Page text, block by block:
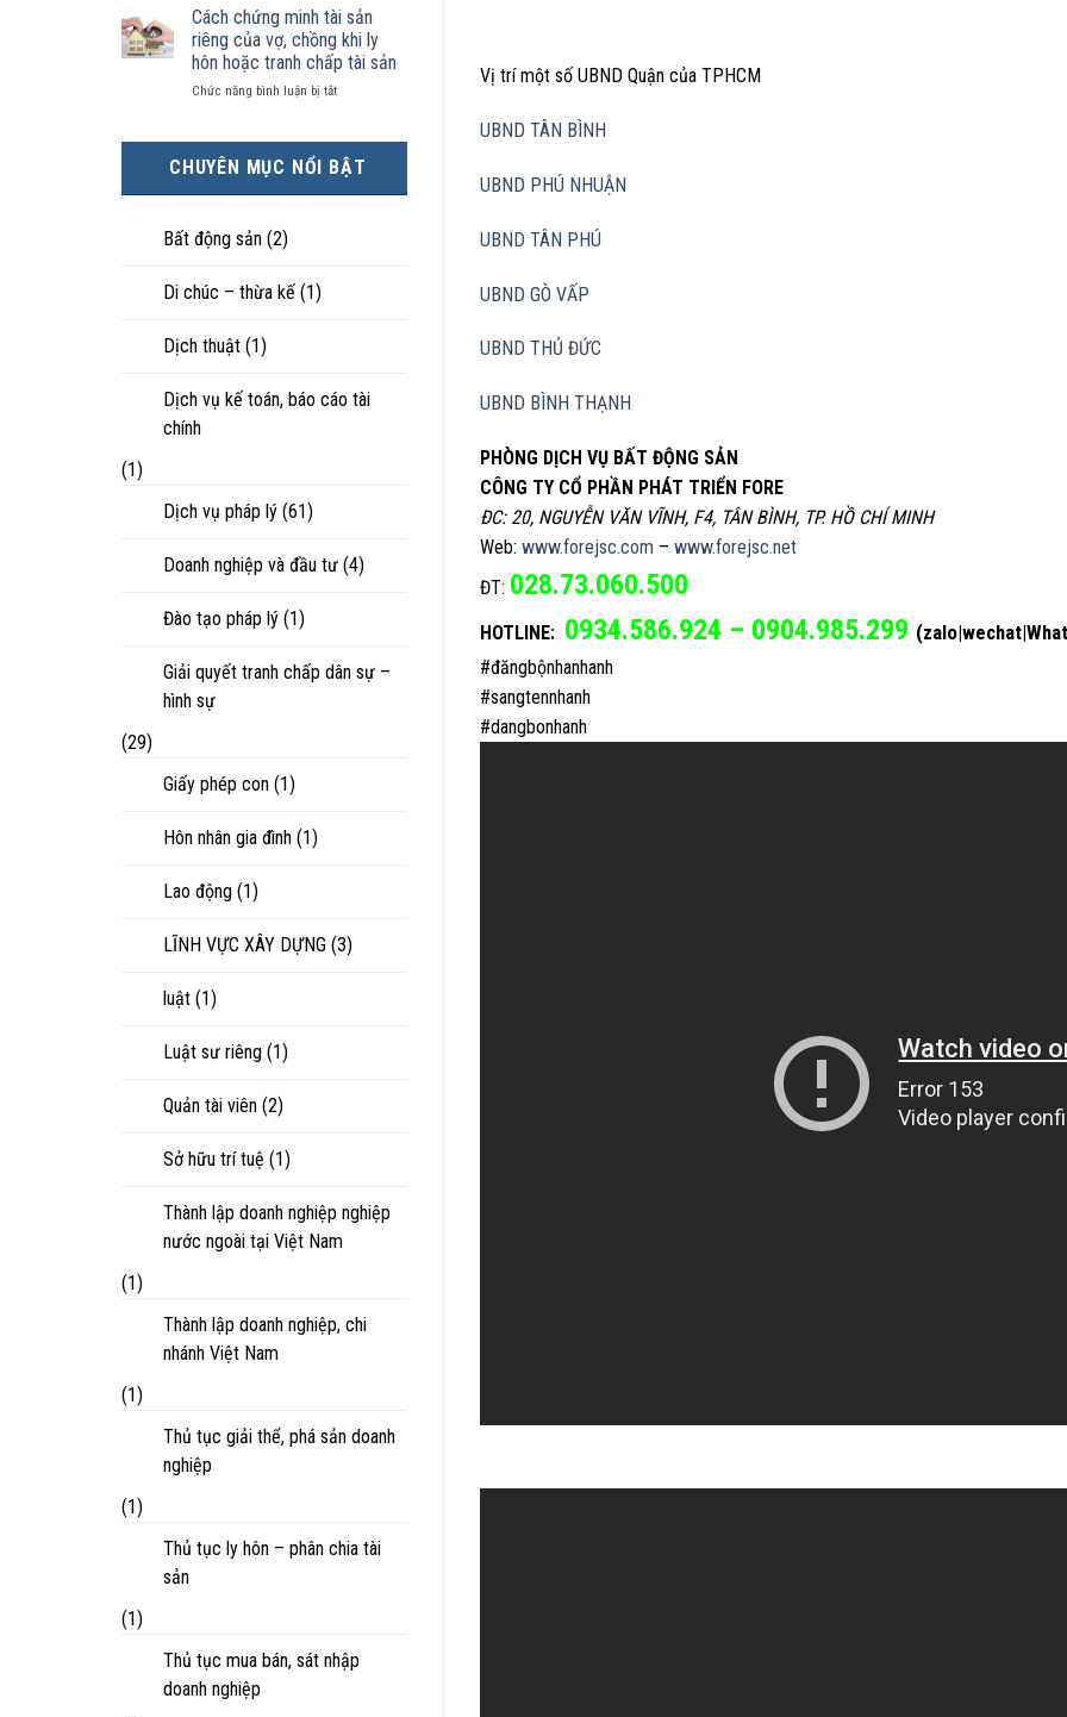
thực
tế?
chia
như
nào?
tế
tốt
hơn
cũng
được
con
ly
hôn
khi
hôn
nhân
Góc
nhìn
Cách chứng minh tài sản
riêng của vợ, chồng khi ly
hôn hoặc tranh chấp tài sản
Chức năng bình luận bị tắtở
tài
chấp
CHUYÊN MỤC NỔI BẬT
Bất động sản (2)
Di chúc – thừa kế (1)
Dịch thuật (1)
Dịch vụ kế toán, báo cáo tài
chính
(1)
Dịch vụ pháp lý (61)
Doanh nghiệp và đầu tư (4)
Đào tạo pháp lý (1)
Giải quyết tranh chấp dân sự –
hình sự
(29)
Giấy phép con (1)
Hôn nhân gia đình (1)
Lao động (1)
LĨNH VỰC XÂY DỰNG (3)
luật (1)
Luật sư riêng (1)
Quản tài viên (2)
Sở hữu trí tuệ (1)
Thành lập doanh nghiệp nghiệp
nước ngoài tại Việt Nam
(1)
Thành lập doanh nghiệp, chi
nhánh Việt Nam
(1)
Thủ tục giải thể, phá sản doanh
nghiệp
(1)
Thủ tục ly hôn – phân chia tài
sản
(1)
Thủ tục mua bán, sát nhập
doanh nghiệp
Vị trí một số UBND Quận của TPHCM
UBND TÂN BÌNH
UBND PHÚ NHUẬN
UBND TÂN PHÚ
UBND GÒ VẤP
UBND THỦ ĐỨC
UBND BÌNH THẠNH
PHÒNG DỊCH VỤ BẤT ĐỘNG SẢN
CÔNG TY CỔ PHẦN PHÁT TRIỂN FORE
ĐC: 20, NGUYỄN VĂN VĨNH, F4, TÂN BÌNH, TP. HỒ CHÍ MINH
Web: www.forejsc.com – www.forejsc.net
ĐT: 028.73.060.500
HOTLINE: 0934.586.924 – 0904.985.299
#đăngbộnhanhanh
#sangtennhanh
#dangbonhanh